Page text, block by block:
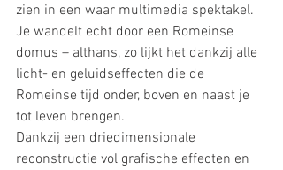
zien in een waar multimedia spektakel.
Je wandelt echt door een Romeinse
domus – althans, zo lijkt het dankzij alle
licht- en geluidseffecten die de
Romeinse tijd onder, boven en naast je
tot leven brengen.
Dankzij een driedimensionale
reconstructie vol grafische effecten en